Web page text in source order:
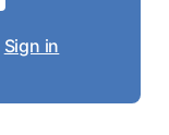
Sign in